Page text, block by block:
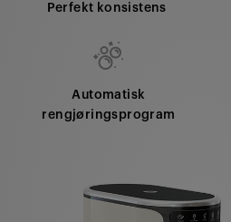
Perfekt konsistens
Automatisk
rengjøringsprogram